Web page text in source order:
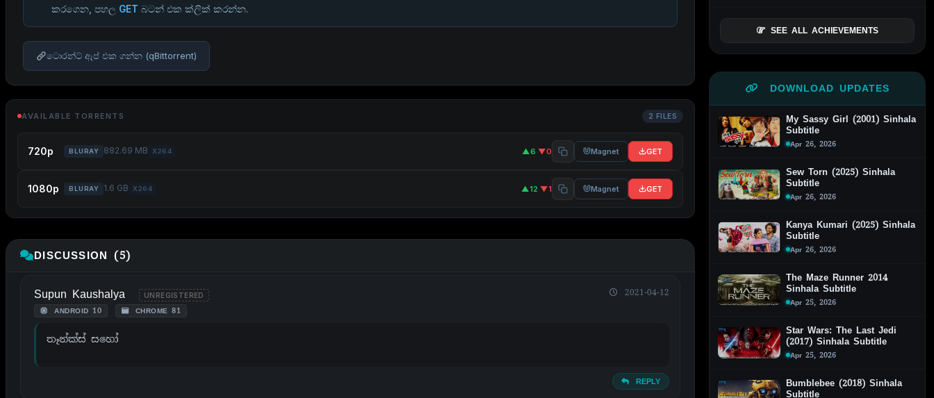
කරගෙන, පහල GET බටන් එක ක්ලික් කරන්න.
ටොරන්ට් ඇප් එක ගන්න (qBittorrent)
AVAILABLE TORRENTS 2 FILES
720p BLURAY 882.69 MB X264 ▲6·▼0 Magnet GET
1080p BLURAY 1.6 GB X264 ▲12·▼1 Magnet GET
DISCUSSION (5)
Supun Kaushalya UNREGISTERED
ANDROID 10 CHROME 81
2021-04-12
තෑන්ක්ස් සහෝ
REPLY
SEE ALL ACHIEVEMENTS
DOWNLOAD UPDATES
My Sassy Girl (2001) Sinhala
Subtitle
Apr 26, 2026
Sew Torn (2025) Sinhala
Subtitle
Apr 26, 2026
Kanya Kumari (2025) Sinhala
Subtitle
Apr 26, 2026
The Maze Runner 2014
Sinhala Subtitle
Apr 25, 2026
Star Wars: The Last Jedi
(2017) Sinhala Subtitle
Apr 25, 2026
Bumblebee (2018) Sinhala
Subtitle